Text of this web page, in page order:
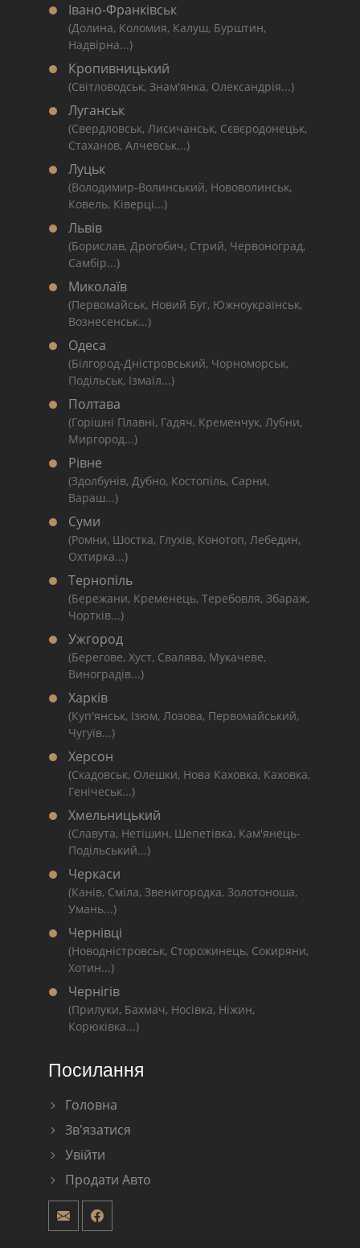
Івано-Франківськ
(Долина, Коломия, Калуш, Бурштин,
Надвірна...)
Кропивницький
(Світловодськ, Знам'янка, Олександрія...)
Луганськ
(Свердловськ, Лисичанськ, Сєвєродонецьк,
Стаханов, Алчевськ...)
Луцьк
(Володимир-Волинський, Нововолинськ,
Ковель, Ківерці...)
Львів
(Борислав, Дрогобич, Стрий, Червоноград,
Самбір...)
Миколаїв
(Первомайськ, Новий Буг, Южноукраїнськ,
Вознесенськ...)
Одеса
(Білгород-Дністровський, Чорноморськ,
Подільськ, Ізмаїл...)
Полтава
(Горішні Плавні, Гадяч, Кременчук, Лубни,
Миргород...)
Рівне
(Здолбунів, Дубно, Костопіль, Сарни,
Вараш...)
Суми
(Ромни, Шостка, Глухів, Конотоп, Лебедин,
Охтирка...)
Тернопіль
(Бережани, Кременець, Теребовля, Збараж,
Чортків...)
Ужгород
(Берегове, Хуст, Свалява, Мукачеве,
Виноградів...)
Харків
(Куп'янськ, Ізюм, Лозова, Первомайський,
Чугуїв...)
Херсон
(Скадовськ, Олешки, Нова Каховка, Каховка,
Генічеськ...)
Хмельницький
(Славута, Нетішин, Шепетівка, Кам'янець-
Подільський...)
Черкаси
(Канів, Сміла, Звенигородка, Золотоноша,
Умань...)
Чернівці
(Новодністровськ, Сторожинець, Сокиряни,
Хотин...)
Чернігів
(Прилуки, Бахмач, Носівка, Ніжин,
Корюківка...)
Посилання
Головна
Зв'язатися
Увійти
Продати Авто